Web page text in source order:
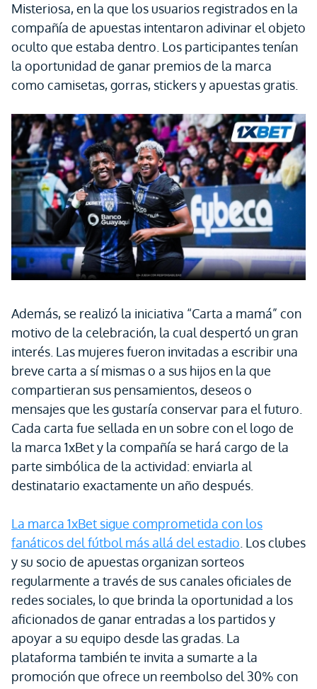
Misteriosa, en la que los usuarios registrados en la
compañía de apuestas intentaron adivinar el objeto
oculto que estaba dentro. Los participantes tenían
la oportunidad de ganar premios de la marca
como camisetas, gorras, stickers y apuestas gratis.
Además, se realizó la iniciativa “Carta a mamá” con
motivo de la celebración, la cual despertó un gran
interés. Las mujeres fueron invitadas a escribir una
breve carta a sí mismas o a sus hijos en la que
compartieran sus pensamientos, deseos o
mensajes que les gustaría conservar para el futuro.
Cada carta fue sellada en un sobre con el logo de
la marca 1xBet y la compañía se hará cargo de la
parte simbólica de la actividad: enviarla al
destinatario exactamente un año después.
La marca 1xBet sigue comprometida con los
fanáticos del fútbol más allá del estadio . Los clubes
y su socio de apuestas organizan sorteos
regularmente a través de sus canales oficiales de
redes sociales, lo que brinda la oportunidad a los
aficionados de ganar entradas a los partidos y
apoyar a su equipo desde las gradas. La
plataforma también te invita a sumarte a la
promoción que ofrece un reembolso del 30% con